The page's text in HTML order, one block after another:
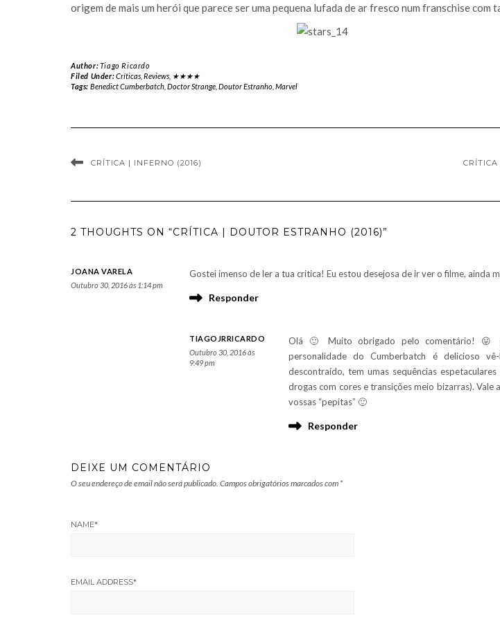
origem de mais um herói que parece ser uma pequena lufada de ar fresco num franschise com
Author:Tiago Ricardo
Filed Under:Críticas, Reviews, ★★★★
Tags: Benedict Cumberbatch, Doctor Strange, Doutor Estranho, Marvel
CRÍTICA | INFERNO (2016)
2 THOUGHTS ON “CRÍTICA | DOUTOR ESTRANHO (2016)”
JOANA VARELA
Outubro 30, 2016 às 1:14 pm
Gostei imenso de ler a tua critica! Eu estou desejosa de ir ver o filme, ainda
Responder
TIAGOJRRICARDO
Outubro 30, 2016 às
9:49 pm
Olá 🙂 Muito obrigado pelo comentário! 😛
personalidade do Cumberbatch é delicioso
descontraído, tem umas sequências
drogas com cores e transições meio bizarras). Vale
vossas “pepitas” 🙂
Responder
DEIXE UM COMENTÁRIO
O seu endereço de email não será publicado. Campos obrigatórios marcados com *
NAME*
EMAIL ADDRESS*